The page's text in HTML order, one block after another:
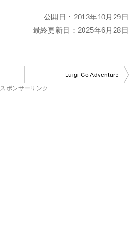
公開日： 2013年10月29日
最終更新日： 2025年6月28日
Luigi Go Adventure
スポンサーリンク